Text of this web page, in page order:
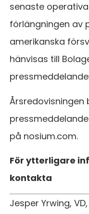
senaste
förlängningen av
amerikanska
hänvisas till
på nosium.com.
För ytterligare
kontakta
Jesper Yrwing, VD,